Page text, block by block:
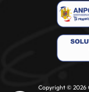
Copyright © 2026